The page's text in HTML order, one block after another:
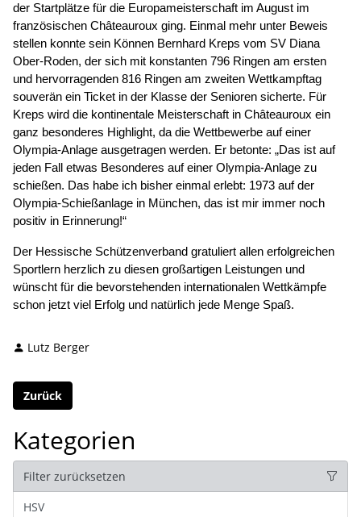
der Startplätze für die Europameisterschaft im August im
französischen Châteauroux ging. Einmal mehr unter Beweis
stellen konnte sein Können Bernhard Kreps vom SV Diana
Ober-Roden, der sich mit konstanten 796 Ringen am ersten
und hervorragenden 816 Ringen am zweiten Wettkampftag
souverän ein Ticket in der Klasse der Senioren sicherte. Für
Kreps wird die kontinentale Meisterschaft in Châteauroux ein
ganz besonderes Highlight, da die Wettbewerbe auf einer
Olympia-Anlage ausgetragen werden. Er betonte: „Das ist auf
jeden Fall etwas Besonderes auf einer Olympia-Anlage zu
schießen. Das habe ich bisher einmal erlebt: 1973 auf der
Olympia-Schießanlage in München, das ist mir immer noch
positiv in Erinnerung!“
Der Hessische Schützenverband gratuliert allen erfolgreichen
Sportlern herzlich zu diesen großartigen Leistungen und
wünscht für die bevorstehenden internationalen Wettkämpfe
schon jetzt viel Erfolg und natürlich jede Menge Spaß.
Lutz Berger
Zurück
Kategorien
Filter zurücksetzen
HSV